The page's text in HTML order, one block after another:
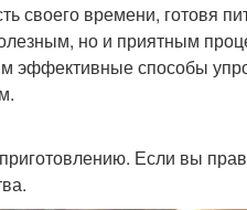
своего времени, готовя
но и приятным
эффективные способы
Если вы